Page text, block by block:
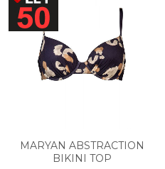
MARYAN ABSTRACTION
BIKINI TOP